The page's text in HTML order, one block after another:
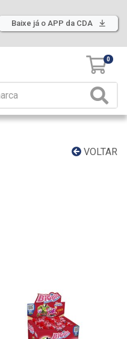
Baixe já o APP da CDA
0
VOLTAR